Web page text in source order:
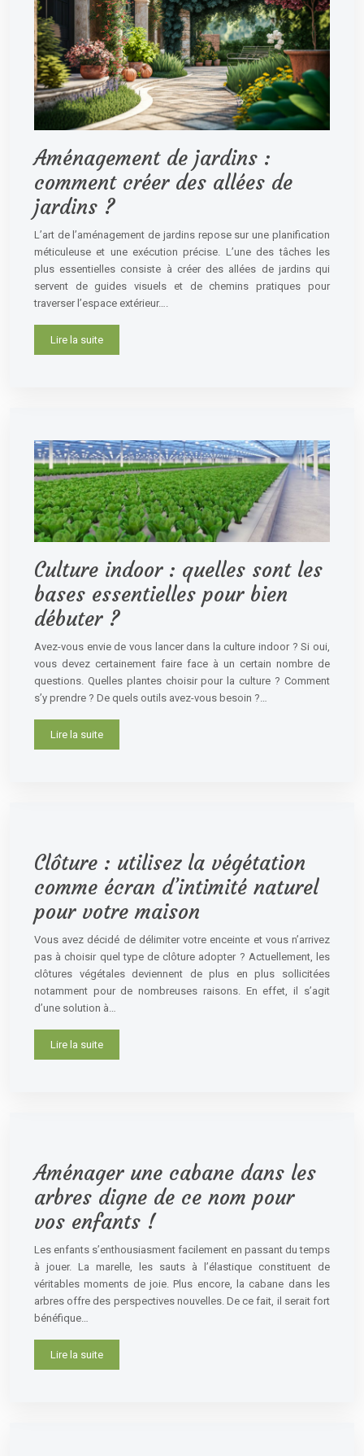
Aménagement de jardins :
comment créer des allées de
jardins ?
L’art de l’aménagement de jardins repose sur une planification
méticuleuse et une exécution précise. L’une des tâches les
plus essentielles consiste à créer des allées de jardins qui
servent de guides visuels et de chemins pratiques pour
traverser l’espace extérieur….
Lire la suite
Culture indoor : quelles sont les
bases essentielles pour bien
débuter ?
Avez-vous envie de vous lancer dans la culture indoor ? Si oui,
vous devez certainement faire face à un certain nombre de
questions. Quelles plantes choisir pour la culture ? Comment
s’y prendre ? De quels outils avez-vous besoin ?…
Lire la suite
Clôture : utilisez la végétation
comme écran d’intimité naturel
pour votre maison
Vous avez décidé de délimiter votre enceinte et vous n’arrivez
pas à choisir quel type de clôture adopter ? Actuellement, les
clôtures végétales deviennent de plus en plus sollicitées
notamment pour de nombreuses raisons. En effet, il s’agit
d’une solution à…
Lire la suite
Aménager une cabane dans les
arbres digne de ce nom pour
vos enfants !
Les enfants s’enthousiasment facilement en passant du temps
à jouer. La marelle, les sauts à l’élastique constituent de
véritables moments de joie. Plus encore, la cabane dans les
arbres offre des perspectives nouvelles. De ce fait, il serait fort
bénéfique…
Lire la suite